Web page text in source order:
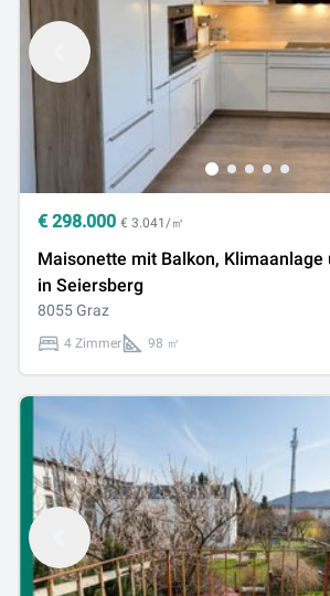
€ 298.000 € 3.041/㎡
Maisonette mit Balkon, Klimaanlage
in Seiersberg
8055 Graz
4 Zimmer 98 ㎡